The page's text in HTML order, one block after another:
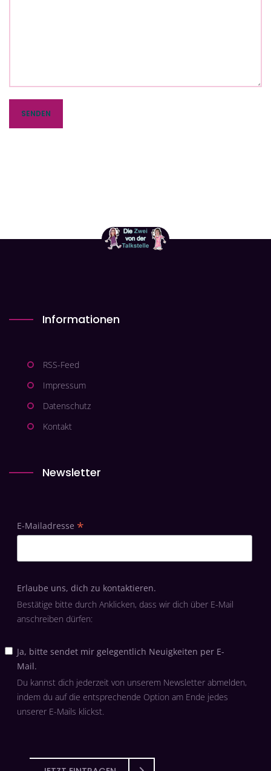
Informationen
RSS-Feed
Impressum
Datenschutz
Kontakt
Newsletter
E-Mailadresse *
Erlaube uns, dich zu kontaktieren.
Bestätige bitte durch Anklicken, dass wir dich über E-Mail
anschreiben dürfen:
Ja, bitte sendet mir gelegentlich Neuigkeiten per E-
Mail.
Du kannst dich jederzeit von unserem Newsletter abmelden,
indem du auf die entsprechende Option am Ende jedes
unserer E-Mails klickst.